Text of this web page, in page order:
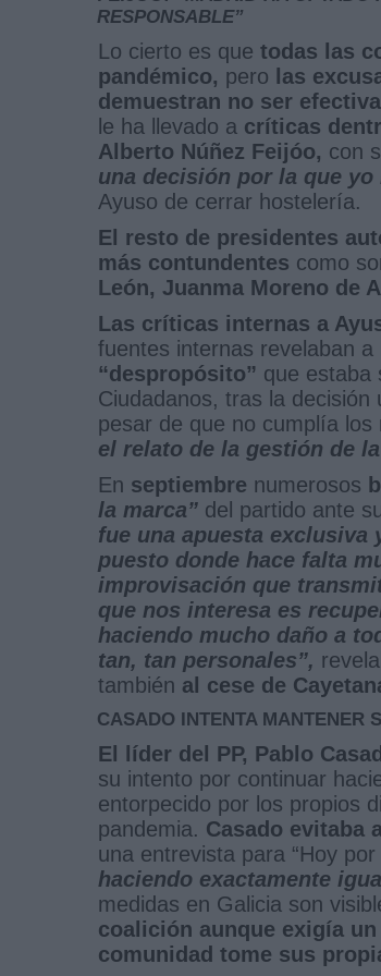
RESPONSABLE”
Lo cierto es que todas las
pandémico, pero las
demuestran no ser
le ha llevado a críticas
Alberto Núñez Feijóo, con
una decisión por la que
Ayuso de cerrar hostelería.
El resto de presidentes
más contundentes como
León, Juanma Moreno de
Las críticas internas a
fuentes internas revelaban
“despropósito” que estaba
Ciudadanos, tras la
pesar de que no cumplía
el relato de la gestión de
En septiembre numerosos
la marca” del partido ante
fue una apuesta exclusiva
puesto donde hace falta
improvisación que
que nos interesa es
haciendo mucho daño a
tan, tan personales”,
también al cese de
CASADO INTENTA MANTENER
El líder del PP, Pablo
su intento por continuar
entorpecido por los propios
pandemia. Casado evitaba
una entrevista para “Hoy
haciendo exactamente
medidas en Galicia son
coalición aunque exigía
comunidad tome sus